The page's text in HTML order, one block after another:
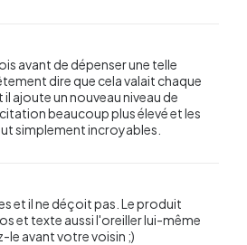
avant de dépenser une telle
dire que cela valait chaque
ajoute un nouveau niveau de
beaucoup plus élevé et les
simplement incroyables.
et il ne déçoit pas. Le produit
et texte aussi l'oreiller lui-même
le avant votre voisin ;)